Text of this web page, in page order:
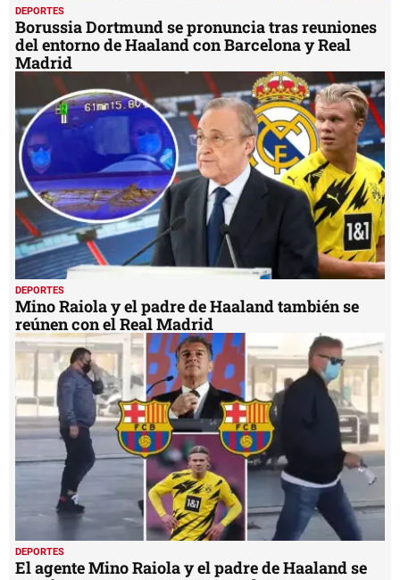
DEPORTES
Borussia Dortmund se pronuncia tras reuniones
del entorno de Haaland con Barcelona y Real
Madrid
DEPORTES
Mino Raiola y el padre de Haaland también se
reúnen con el Real Madrid
DEPORTES
El agente Mino Raiola y el padre de Haaland se